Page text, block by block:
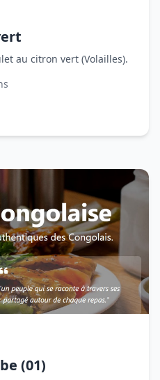
au citron vert (Volailles).
(01)